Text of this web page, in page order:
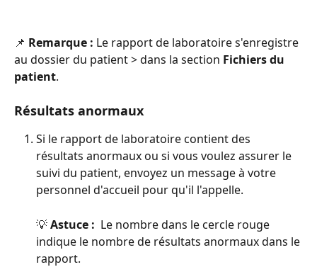
📌 Remarque : Le rapport de laboratoire s'enregistre
au dossier du patient > dans la section Fichiers du
patient.
Résultats anormaux
Si le rapport de laboratoire contient des
résultats anormaux ou si vous voulez assurer le
suivi du patient, envoyez un message à votre
personnel d'accueil pour qu'il l'appelle.
💡 Astuce : Le nombre dans le cercle rouge
indique le nombre de résultats anormaux dans le
rapport.